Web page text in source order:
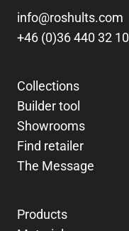
info@roshults.com
+46 (0)36 440 32 10
Collections
Builder tool
Showrooms
Find retailer
The Message
Products